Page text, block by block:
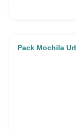
Pack Mochila